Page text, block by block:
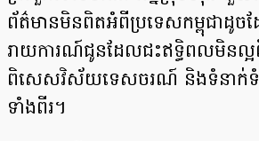
ព័ត៌មានមិនពិតអំពីប្រទេសកម្ពុជាដូច
រាយការណ៍ជូនដែលជះឥទ្ធិពលមិនល្អ
ពិសេសវិស័យទេសចរណ៍ និងទំនាក់ទំ
ទាំងពីរ។